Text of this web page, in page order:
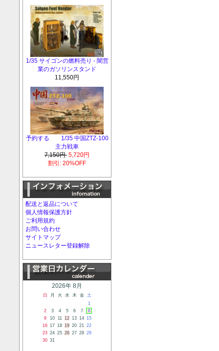
1/35 サイゴンの燃料売り - 闇営
業のガソリンスタンド
11,550円
予約する 1/35 中国ZTZ-100
主力戦車
7,150円 5,720円
割引: 20%OFF
配送と返品について
個人情報保護方針
ご利用規約
お問い合わせ
サイトマップ
ニュースレター登録解除
2026年 8月
日 月 火 水 木 金
土
1
2
3 4 5 6 7
8
9
10 11 12 13 14 15
16 17 18 19 20 21 22
23 24 25 26 27 28 29
30 31